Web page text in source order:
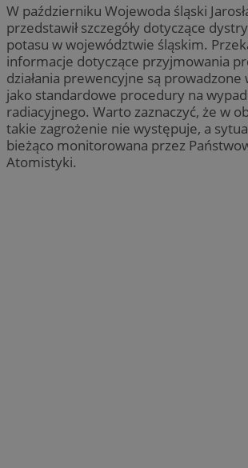
W październiku Wojewoda śląski
przedstawił szczegóły dotyczące
potasu w województwie śląskim.
informacje dotyczące przyjmowania
działania prewencyjne są prowadzone
jako standardowe procedury na
radiacyjnego. Warto zaznaczyć, że w
takie zagrożenie nie występuje, a
bieżąco monitorowana przez
Atomistyki.